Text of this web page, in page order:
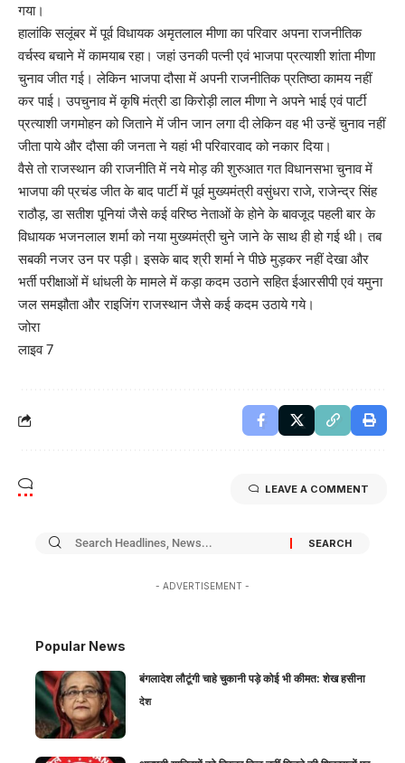
गया।
हालांकि सलूंबर में पूर्व विधायक अमृतलाल मीणा का परिवार अपना राजनीतिक
वर्चस्व बचाने में कामयाब रहा। जहां उनकी पत्नी एवं भाजपा प्रत्याशी शांता मीणा
चुनाव जीत गई। लेकिन भाजपा दौसा में अपनी राजनीतिक प्रतिष्ठा कामय नहीं
कर पाई। उपचुनाव में कृषि मंत्री डा किरोड़ी लाल मीणा ने अपने भाई एवं पार्टी
प्रत्याशी जगमोहन को जिताने में जीन जान लगा दी लेकिन वह भी उन्हें चुनाव नहीं
जीता पाये और दौसा की जनता ने यहां भी परिवारवाद को नकार दिया।
वैसे तो राजस्थान की राजनीति में नये मोड़ की शुरुआत गत विधानसभा चुनाव में
भाजपा की प्रचंड जीत के बाद पार्टी में पूर्व मुख्यमंत्री वसुंधरा राजे, राजेन्द्र सिंह
राठौड़, डा सतीश पूनियां जैसे कई वरिष्ठ नेताओं के होने के बावजूद पहली बार के
विधायक भजनलाल शर्मा को नया मुख्यमंत्री चुने जाने के साथ ही हो गई थी। तब
सबकी नजर उन पर पड़ी। इसके बाद श्री शर्मा ने पीछे मुड़कर नहीं देखा और
भर्ती परीक्षाओं में धांधली के मामले में कड़ा कदम उठाने सहित ईआरसीपी एवं यमुना
जल समझौता और राइजिंग राजस्थान जैसे कई कदम उठाये गये।
जोरा
लाइव 7
LEAVE A COMMENT
- ADVERTISEMENT -
Popular News
बंगलादेश लौटूंगी चाहे चुकानी पड़े कोई भी कीमत: शेख हसीना
देश